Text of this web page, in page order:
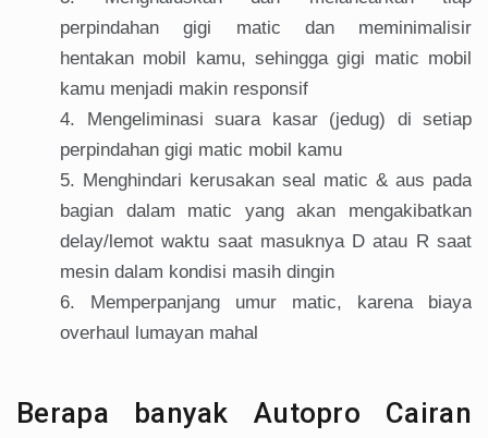
perpindahan gigi matic dan meminimalisir
hentakan mobil kamu, sehingga gigi matic mobil
kamu menjadi makin responsif
Mengeliminasi suara kasar (jedug) di setiap
perpindahan gigi matic mobil kamu
Menghindari kerusakan seal matic & aus pada
bagian dalam matic yang akan mengakibatkan
delay/lemot waktu saat masuknya D atau R saat
mesin dalam kondisi masih dingin
Memperpanjang umur matic, karena biaya
overhaul lumayan mahal
Berapa banyak Autopro Cairan